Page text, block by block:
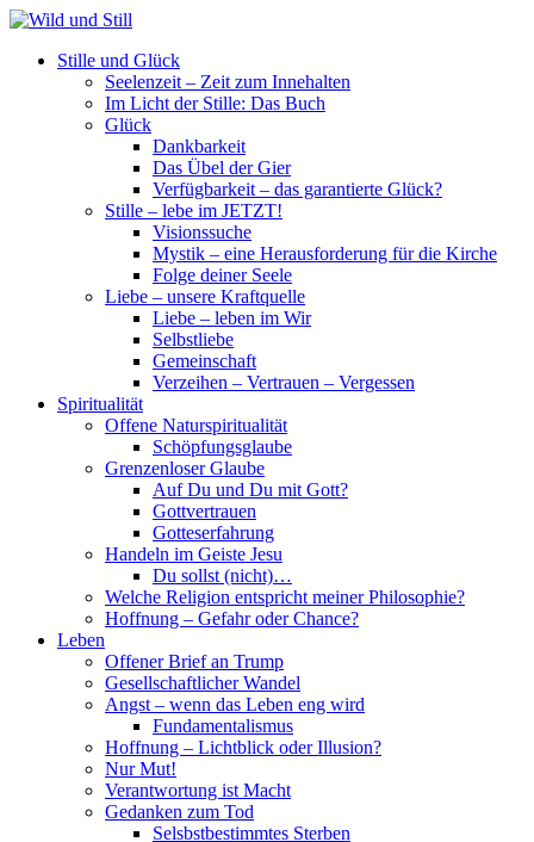
Stille und Glück
Seelenzeit – Zeit zum Innehalten
Im Licht der Stille: Das Buch
Glück
Dankbarkeit
Das Übel der Gier
Verfügbarkeit – das garantierte Glück?
Stille – lebe im JETZT!
Visionssuche
Mystik – eine Herausforderung für die Kirche
Folge deiner Seele
Liebe – unsere Kraftquelle
Liebe – leben im Wir
Selbstliebe
Gemeinschaft
Verzeihen – Vertrauen – Vergessen
Spiritualität
Offene Naturspiritualität
Schöpfungsglaube
Grenzenloser Glaube
Auf Du und Du mit Gott?
Gottvertrauen
Gotteserfahrung
Handeln im Geiste Jesu
Du sollst (nicht)…
Welche Religion entspricht meiner Philosophie?
Hoffnung – Gefahr oder Chance?
Leben
Offener Brief an Trump
Gesellschaftlicher Wandel
Angst – wenn das Leben eng wird
Fundamentalismus
Hoffnung – Lichtblick oder Illusion?
Nur Mut!
Verantwortung ist Macht
Gedanken zum Tod
Selsbstbestimmtes Sterben